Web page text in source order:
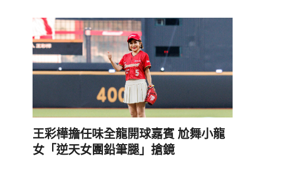
王彩樺擔任味全龍開球嘉賓 尬舞小龍
女「逆天女團鉛筆腿」搶鏡